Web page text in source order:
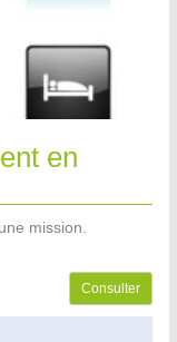
en
mission.
Consulter